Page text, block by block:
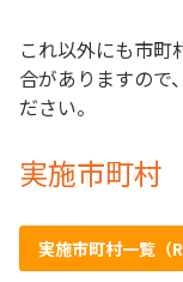
これ以外にも市町
合がありますので
ださい。
実施市町村
実施市町村一覧（